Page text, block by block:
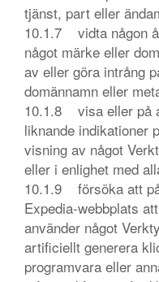
tjänst, part eller
10.1.7 vidta någon
något märke eller
av eller göra intrång
domännamn eller
10.1.8 visa eller på
liknande indikationer
visning av något
eller i enlighet med
10.1.9 försöka att på
Expedia-webbplats
använder något
artificiellt generera
programvara eller